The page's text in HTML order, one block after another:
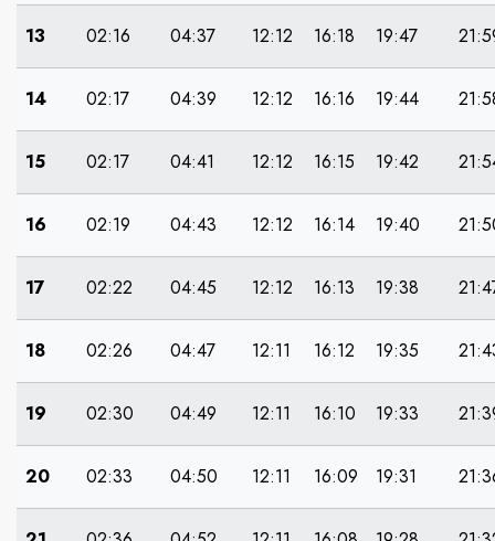
13 02:16 04:37 12:12 16:18 19:47
14 02:17 04:39 12:12 16:16 19:44
15 02:17 04:41 12:12 16:15 19:42
16 02:19 04:43 12:12 16:14 19:40
17 02:22 04:45 12:12 16:13 19:38
18 02:26 04:47 12:11 16:12 19:35
19 02:30 04:49 12:11 16:10 19:33
20 02:33 04:50 12:11 16:09 19:31